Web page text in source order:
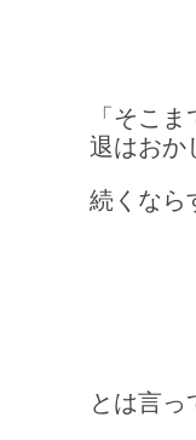
「そこ
退はおか
続くなら
とは言っ